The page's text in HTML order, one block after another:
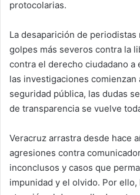
protocolarias.
La desaparición de
golpes más severos contra la
contra el derecho ciudadano a
las investigaciones
seguridad pública, las dudas
de transparencia se vuelve
Veracruz arrastra desde hace
agresiones contra
inconclusos y casos que
impunidad y el olvido. Por